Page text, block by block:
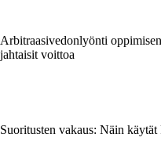
Arbitraasivedonlyönti
jahtaisit voittoa
Suoritusten vakaus: Näin käytät